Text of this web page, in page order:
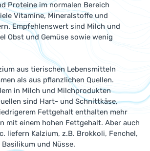
Proteine im normalen Bereich
Vitamine, Mineralstoffe und
Empfehlenswert sind Milch und
Obst und Gemüse sowie wenig
aus tierischen Lebensmitteln
als aus pflanzlichen Quellen.
in Milch und Milchprodukten
sind Hart- und Schnittkäse,
Fettgehalt enthalten mehr
mit einem hohen Fettgehalt. Aber auch
liefern Kalzium, z.B. Brokkoli, Fenchel,
und Nüsse.